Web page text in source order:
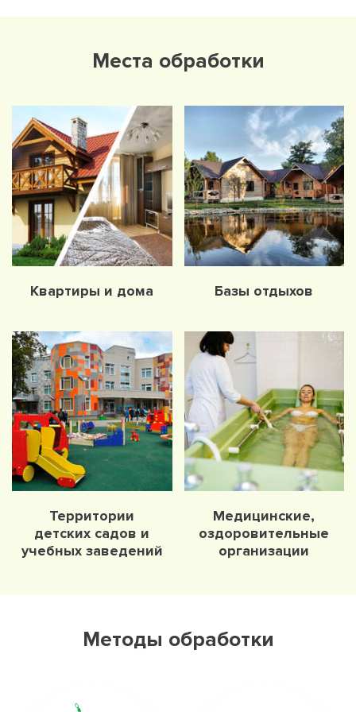
Места обработки
Квартиры и дома Базы отдыхов
Территории
детских садов и
учебных заведений
Медицинские,
оздоровительные
организации
Методы обработки